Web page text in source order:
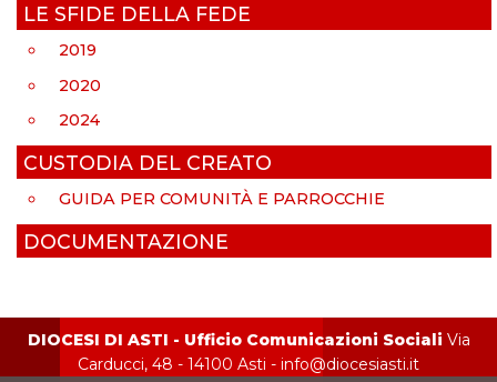
LE SFIDE DELLA FEDE
2019
2020
2024
CUSTODIA DEL CREATO
GUIDA PER COMUNITÀ E PARROCCHIE
DOCUMENTAZIONE
DIOCESI DI ASTI - Ufficio Comunicazioni Sociali Via
Carducci, 48 - 14100 Asti - info@diocesiasti.it